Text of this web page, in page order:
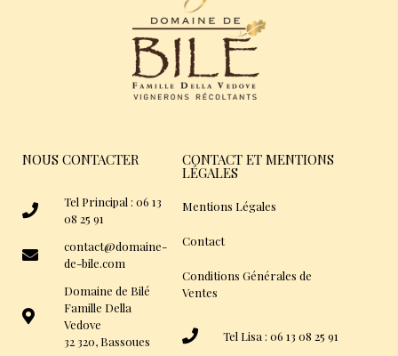
NOUS CONTACTER
Tel Principal : 06 13
08 25 91
contact@domaine-
de-bile.com
Domaine de Bilé
Famille Della
Vedove
32 320, Bassoues
CONTACT ET MENTIONS
LÉGALES
Mentions Légales
Contact
Conditions Générales de
Ventes
Tel Lisa : 06 13 08 25 91